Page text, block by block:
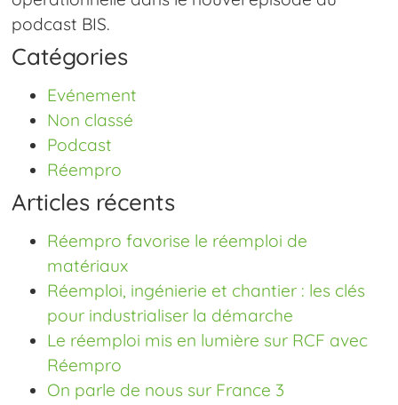
podcast BIS.
Catégories
Evénement
Non classé
Podcast
Réempro
Articles récents
Réempro favorise le réemploi de
matériaux
Réemploi, ingénierie et chantier : les clés
pour industrialiser la démarche
Le réemploi mis en lumière sur RCF avec
Réempro
On parle de nous sur France 3